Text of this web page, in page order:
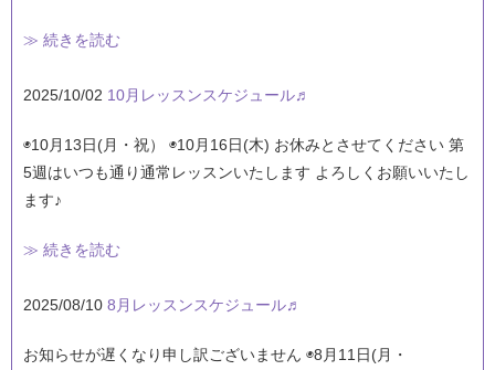
≫ 続きを読む
2025/10/02 10月レッスンスケジュール♬
◉10月13日(月・祝） ◉10月16日(木) お休みとさせてください 第
5週はいつも通り通常レッスンいたします よろしくお願いいたし
ます♪
≫ 続きを読む
2025/08/10 8月レッスンスケジュール♬
お知らせが遅くなり申し訳ございません ◉8月11日(月・